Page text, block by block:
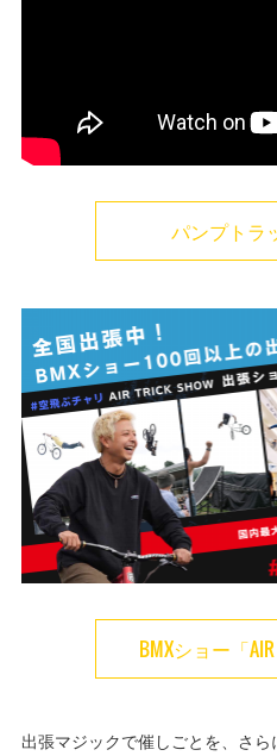
パンプトラ
BMXショー「AIR
出張マジックで催しごとを、さ